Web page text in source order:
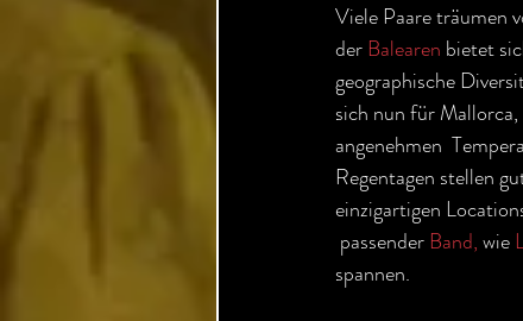
Viele Paare träumen
der Balearen bietet
geographische
sich nun für
angenehmen
Regentagen stellen
einzigartigen
passender Band, wie
spannen.